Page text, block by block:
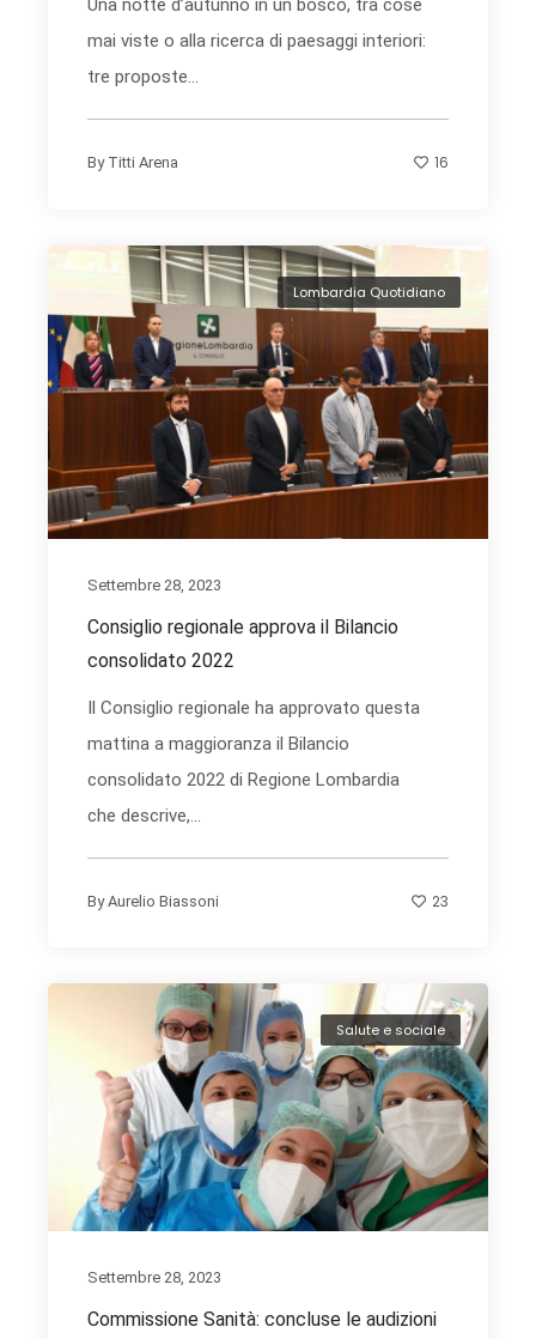
Una notte d’autunno in un bosco, tra cose
mai viste o alla ricerca di paesaggi interiori:
tre proposte...
By Titti Arena 16
Lombardia Quotidiano
Settembre 28, 2023
Consiglio regionale approva il Bilancio
consolidato 2022
Il Consiglio regionale ha approvato questa
mattina a maggioranza il Bilancio
consolidato 2022 di Regione Lombardia
che descrive,...
ByAurelio Biassoni 23
Salute e sociale
Settembre 28, 2023
Commissione Sanità: concluse le audizioni